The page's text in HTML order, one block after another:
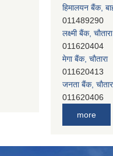
लक्ष्मी बैंक, चाैतारा
011620404
मेगा बैंक, चाैतारा
011620413
जनता बैंक, चाैतारा
011620406
देव विकास बैंक,
011401005
011401055
more